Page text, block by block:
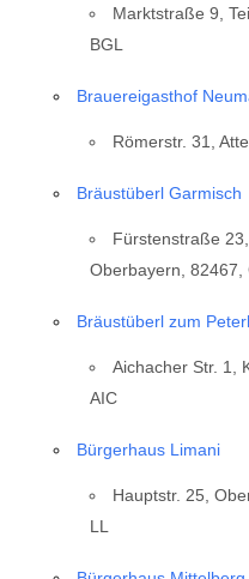
Marktstraße 9,
BGL
Brauereigasthof
Römerstr. 31,
Bräustüberl Garmisch
Fürstenstraße
Oberbayern, 82467,
Bräustüberl zum
Aichacher Str. 1,
AIC
Bürgerhaus Limani
Hauptstr. 25,
LL